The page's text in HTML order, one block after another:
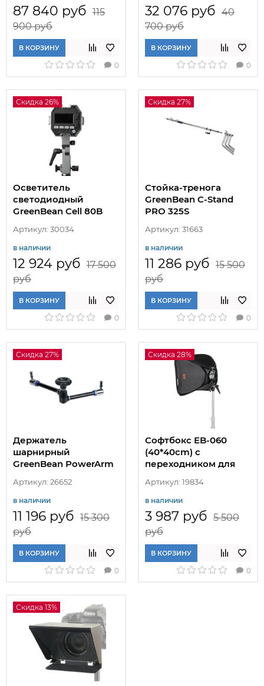
87 840 руб 115
900 руб
В КОРЗИНУ
0
32 076 руб 40
700 руб
В КОРЗИНУ
0
Скидка 26%
Осветитель
светодиодный
GreenBean Cell 80B
Артикул: 30034
в наличии
12 924 руб 17 500
руб
В КОРЗИНУ
0
Скидка 27%
Стойка-тренога
GreenBean C-Stand
PRO 325S
Артикул: 31663
в наличии
11 286 руб 15 500
руб
В КОРЗИНУ
0
Скидка 27%
Держатель
шарнирный
GreenBean PowerArm
Артикул: 26652
в наличии
11 196 руб 15 300
руб
В КОРЗИНУ
0
Скидка 28%
Софтбокс EB-060
(40*40cm) с
переходником для
Артикул: 19834
в наличии
3 987 руб 5 500
руб
В КОРЗИНУ
0
Скидка 13%